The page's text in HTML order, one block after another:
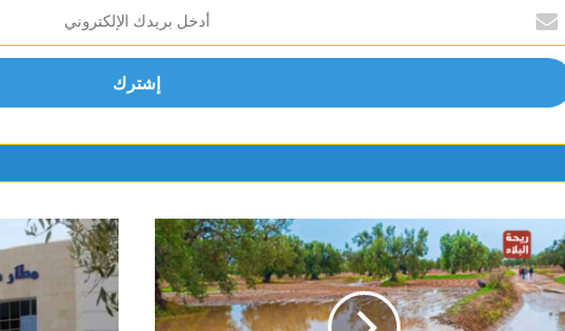
بريدك
الإلكتروني